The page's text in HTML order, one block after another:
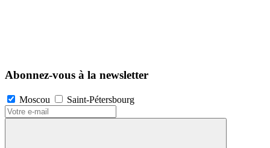
Abonnez-vous à la newsletter
Moscou Saint-Pétersbourg